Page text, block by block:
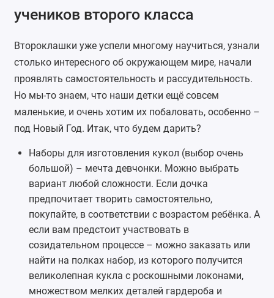
учеников второго класса
Второклашки уже успели многому научиться, узнали
столько интересного об окружающем мире, начали
проявлять самостоятельность и рассудительность.
Но мы-то знаем, что наши детки ещё совсем
маленькие, и очень хотим их побаловать, особенно –
под Новый Год. Итак, что будем дарить?
Наборы для изготовления кукол (выбор очень
большой) – мечта девчонки. Можно выбрать
вариант любой сложности. Если дочка
предпочитает творить самостоятельно,
покупайте, в соответствии с возрастом ребёнка. А
если вам предстоит участвовать в
созидательном процессе – можно заказать или
найти на полках набор, из которого получится
великолепная кукла с роскошными локонами,
множеством мелких деталей гардероба и